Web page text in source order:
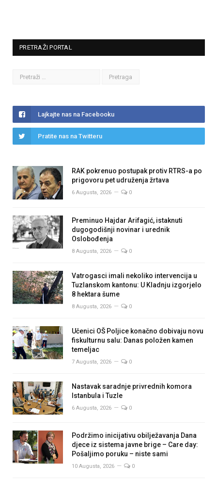
PRETRAŽI PORTAL
Lajkajte nas na Facebooku
Pratite nas na Twitteru
RAK pokrenuo postupak protiv RTRS-a po
prigovoru pet udruženja žrtava
6 Augusta, 2026 0
Preminuo Hajdar Arifagić, istaknuti
dugogodišnji novinar i urednik
Oslobođenja
8 Augusta, 2026 0
Vatrogasci imali nekoliko intervencija u
Tuzlanskom kantonu: U Kladnju izgorjelo
8 hektara šume
8 Augusta, 2026 0
Učenici OŠ Poljice konačno dobivaju novu
fiskulturnu salu: Danas položen kamen
temeljac
7 Augusta, 2026 0
Nastavak saradnje privrednih komora
Istanbula i Tuzle
6 Augusta, 2026 0
Podržimo inicijativu obilježavanja Dana
djece iz sistema javne brige – Care day:
Pošaljimo poruku – niste sami
10 Augusta, 2026 0